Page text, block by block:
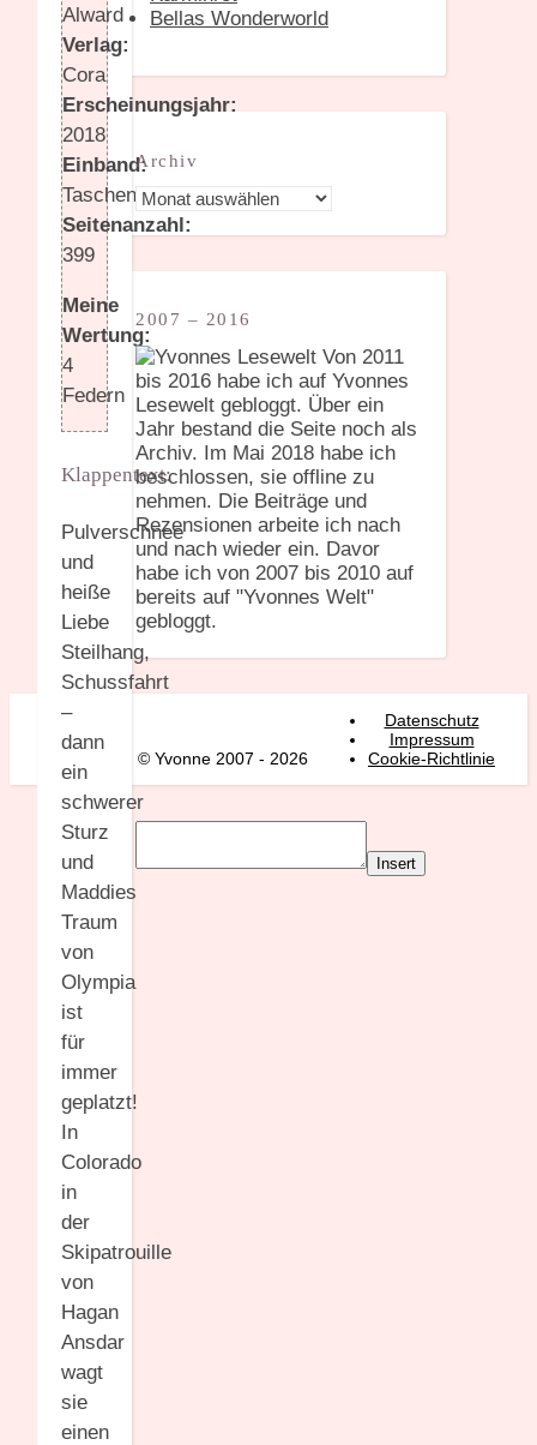
Alward
Verlag:
Cora
Erscheinungsjahr:
2018
Einband:
Taschenbuch
Seitenanzahl:
399
Meine
Wertung:
4
Federn
Klappentext:
Pulverschnee
und
heiße
Liebe
Steilhang,
Schussfahrt
–
dann
ein
schwerer
Sturz
und
Maddies
Traum
von
Olympia
ist
für
immer
geplatzt!
In
Colorado
in
der
Skipatrouille
von
Hagan
Ansdar
wagt
sie
einen
Bellas Wonderworld
Archiv
Archiv
2007 – 2016
Von 2011
bis 2016 habe ich auf Yvonnes
Lesewelt gebloggt. Über ein
Jahr bestand die Seite noch als
Archiv. Im Mai 2018 habe ich
beschlossen, sie offline zu
nehmen. Die Beiträge und
Rezensionen arbeite ich nach
und nach wieder ein. Davor
habe ich von 2007 bis 2010 auf
bereits auf "Yvonnes Welt"
gebloggt.
© Yvonne 2007 - 2026
Datenschutz
Impressum
Cookie-Richtlinie
Insert